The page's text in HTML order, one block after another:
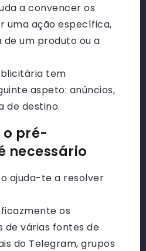
a convencer os
uma ação específica,
um produto ou a
tem
aspeto: anúncios,
de destino.
o pré-
necessário
ajuda-te a resolver
os
de várias fontes de
do Telegram, grupos